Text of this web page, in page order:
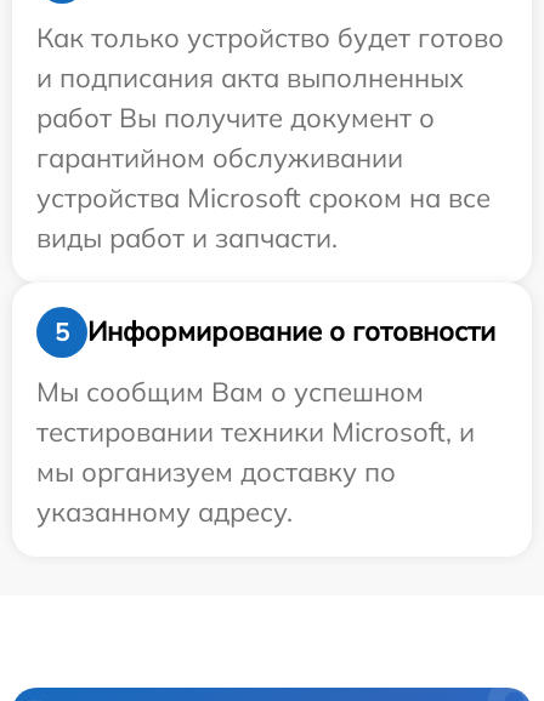
Как только устройство будет готово
и подписания акта выполненных
работ Вы получите документ о
гарантийном обслуживании
устройства Microsoft сроком на все
виды работ и запчасти.
5
Информирование о готовности
Мы сообщим Вам о успешном
тестировании техники Microsoft, и
мы организуем доставку по
указанному адресу.